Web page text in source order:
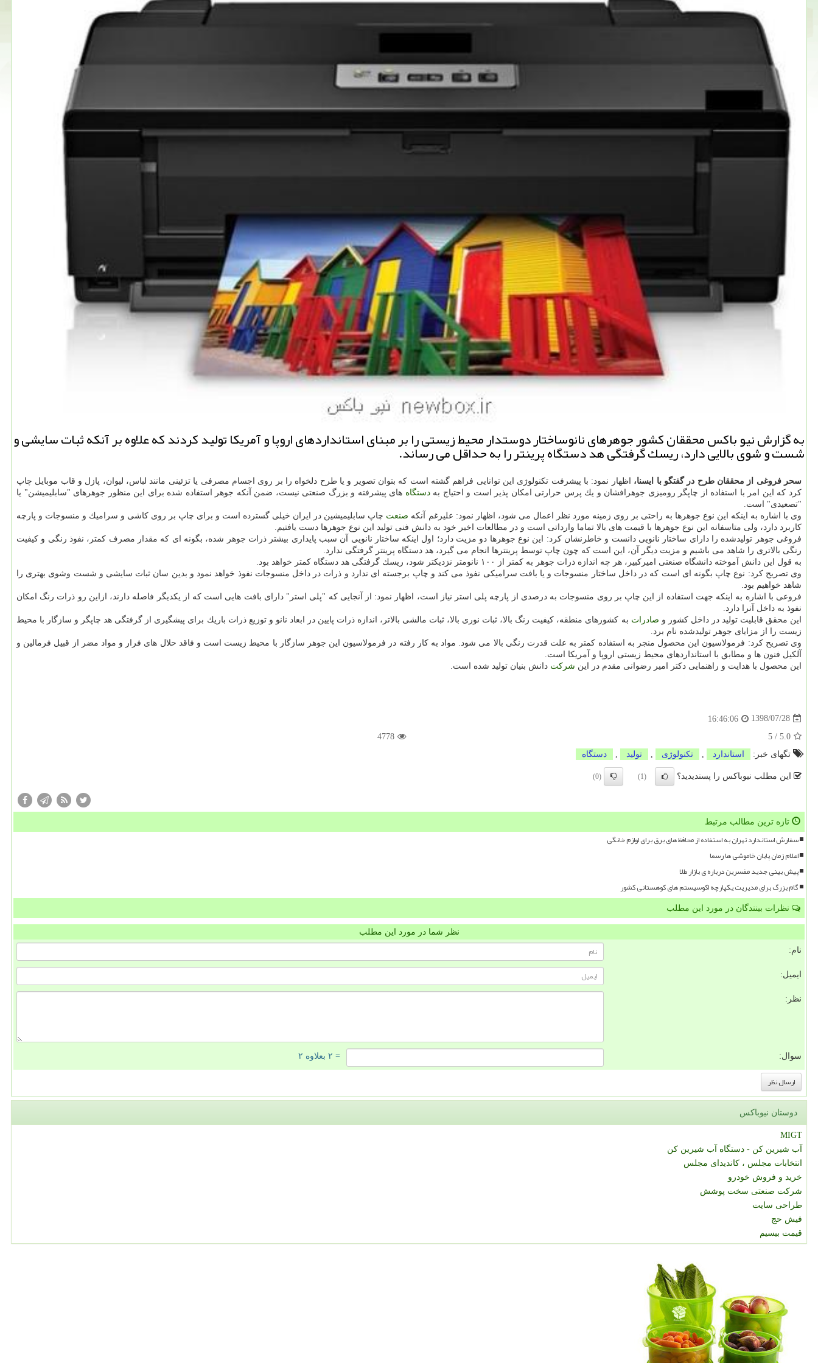
به گزارش نیو باكس محققان كشور جوهرهای نانوساختار دوستدار محیط زیستی را بر مبنای استانداردهای اروپا و آمریكا تولید كردند كه علاوه بر آنكه ثبات سایشی و
شست و شوی بالایی دارد، ریسك گرفتگی هد دستگاه پرینتر را به حداقل می رساند.
سحر فروغی از محققان طرح در گفتگو با ایسنا، اظهار نمود: با پیشرفت تكنولوژی این توانایی فراهم گشته است كه بتوان تصویر و یا طرح دلخواه را بر روی اجسام مصرفی یا تزئینی مانند لباس، لیوان، پازل و قاب موبایل چاپ
كرد كه این امر با استفاده از چاپگر رومیزی جوهرافشان و یك پرس حرارتی امكان پذیر است و احتیاج بهدستگاه های پیشرفته و بزرگ صنعتی نیست، ضمن آنكه جوهر استفاده شده برای این منظور جوهرهای "سابلیمیشن" یا
"تصعیدی" است.
وی با اشاره به اینكه این نوع جوهرها به راحتی بر روی زمینه مورد نظر اعمال می شود، اظهار نمود: علیرغم آنكه صنعت چاپ سابلیمیشین در ایران خیلی گسترده است و برای چاپ بر روی كاشی و سرامیك و منسوجات و پارچه
كاربرد دارد، ولی متاسفانه این نوع جوهرها با قیمت های بالا تماما وارداتی است و در مطالعات اخیر خود به دانش فنی تولید این نوع جوهرها دست یافتیم.
فروغی جوهر تولیدشده را دارای ساختار نانویی دانست و خاطرنشان كرد: این نوع جوهرها دو مزیت دارد؛ اول اینكه ساختار نانویی آن سبب پایداری بیشتر ذرات جوهر شده، بگونه ای كه مقدار مصرف كمتر، نفوذ رنگی و كیفیت
رنگی بالاتری را شاهد می باشیم و مزیت دیگر آن، این است كه چون چاپ توسط پرینترها انجام می گیرد، هد دستگاه پرینتر گرفتگی ندارد.
به قول این دانش آموخته دانشگاه صنعتی امیركبیر، هر چه اندازه ذرات جوهر به كمتر از ۱۰۰ نانومتر نزدیكتر شود، ریسك گرفتگی هد دستگاه كمتر خواهد بود.
وی تصریح كرد: نوع چاپ بگونه ای است كه در داخل ساختار منسوجات و یا بافت سرامیكی نفوذ می كند و چاپ برجسته ای ندارد و ذرات در داخل منسوجات نفوذ خواهد نمود و بدین سان ثبات سایشی و شست وشوی بهتری را
شاهد خواهیم بود.
فروعی با اشاره به اینكه جهت استفاده از این چاپ بر روی منسوجات به درصدی از پارچه پلی استر نیاز است، اظهار نمود: از آنجایی كه "پلی استر" دارای بافت هایی است كه از یكدیگر فاصله دارند، ازاین رو ذرات رنگ امكان
نفوذ به داخل آنرا دارد.
این محقق قابلیت تولید در داخل كشور و صادرات به كشورهای منطقه، كیفیت رنگ بالا، ثبات نوری بالا، ثبات مالشی بالاتر، اندازه ذرات پایین در ابعاد نانو و توزیع ذرات باریك برای پیشگیری از گرفتگی هد چاپگر و سازگار با محیط
زیست را از مزایای جوهر تولیدشده نام برد.
وی تصریح كرد: فرمولاسیون این محصول منجر به استفاده كمتر به علت قدرت رنگی بالا می شود. مواد به كار رفته در فرمولاسیون این جوهر سازگار با محیط زیست است و فاقد حلال های فرار و مواد مضر از قبیل فرمالین و
آلكیل فنون ها و مطابق با استانداردهای محیط زیستی اروپا و آمریكا است.
این محصول با هدایت و راهنمایی دكتر امیر رضوانی مقدم در این شركت دانش بنیان تولید شده است.
1398/07/28
16:46:06
5.0
/
5
4778
تگهای خبر:
استاندارد تكنولوژی تولید دستگاه
این مطلب نیوباکس را پسندیدید؟ (1)
(0)
تازه ترین مطالب مرتبط
سفارش استاندارد تهران به استفاده از محافظ های برق برای لوازم خانگی
اعلام زمان پایان خاموشی ها رسما
پیش بینی جدید مفسرین درباره ی بازار طلا
گام بزرگ برای مدیریت یکپارچه اکوسیستم های کوهستانی کشور
نظرات بینندگان در مورد این مطلب
نظر شما در مورد این مطلب
نام:
ایمیل:
نظر:
سوال: = ۲ بعلاوه ۲
دوستان نیوباکس
MIGT
آب شیرین کن - دستگاه آب شیرین کن
انتخابات مجلس ، کاندیدای مجلس
خرید و فروش خودرو
شرکت صنعتی سخت پوشش
طراحی سایت
فیش حج
قیمت بیسیم